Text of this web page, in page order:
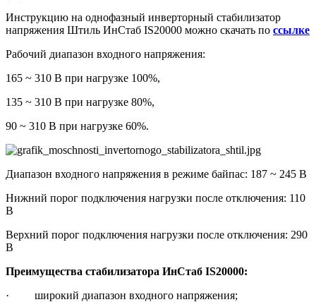
Инструкцию на однофазный инверторный стабилизатор
напряжения Штиль ИнСтаб IS20000 можно скачать по ссылке
Рабочий диапазон входного напряжения:
165 ~ 310 В при нагрузке 100%,
135 ~ 310 В при нагрузке 80%,
90 ~ 310 В при нагрузке 60%.
Диапазон входного напряжения в режиме байпас: 187 ~ 245 В
Нижний порог подключения нагрузки после отключения: 110
В
Верхний порог подключения нагрузки после отключения: 290
В
Преимущества стабилизатора ИнСтаб IS20000:
· широкий диапазон входного напряжения;